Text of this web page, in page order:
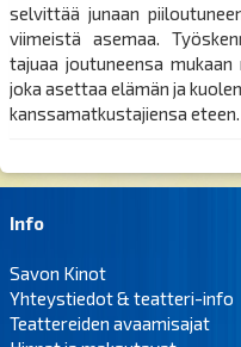
selvittää junaan
viimeistä asemaa.
tajuaa joutuneensa
joka asettaa elämän ja
kanssamatkustajiensa eteen.
Info
Savon Kinot
Yhteystiedot & teatteri-info
Teattereiden avaamisajat